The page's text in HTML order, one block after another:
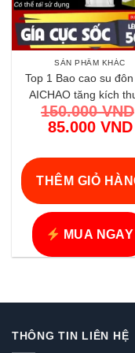
SẢN PHẨM KHÁC
Top 1 Bao cao su
AICHAO tăng kích
mạnh mẽ chính hãng
Tính Hóc Môn
150.000VND
Giá
là:
85.000 VND
hiện
tại
là:
THÊM GIỎ
MUA NGAY
THÔNG TIN LIÊN HỆ